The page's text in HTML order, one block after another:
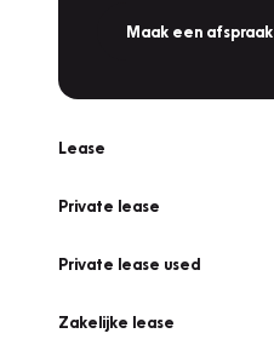
Maak een afspraak
Lease
Private lease
Private lease used
Zakelijke lease